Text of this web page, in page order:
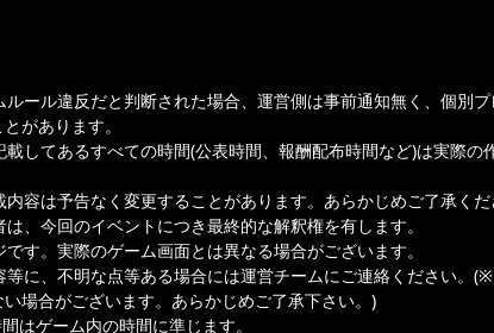
ール違反だと判断された場合、運営側は事前通知無く、個別
があります。
してあるすべての時間(公表時間、報酬配布時間など)は実際の
容は予告なく変更することがあります。あらかじめご了承くだ
、今回のイベントにつき最終的な解釈権を有します。
す。実際のゲーム画面とは異なる場合がございます。
に、不明な点等ある場合には運営チームにご連絡ください。
場合がございます。あらかじめご了承下さい。)
はゲーム内の時間に準じます。